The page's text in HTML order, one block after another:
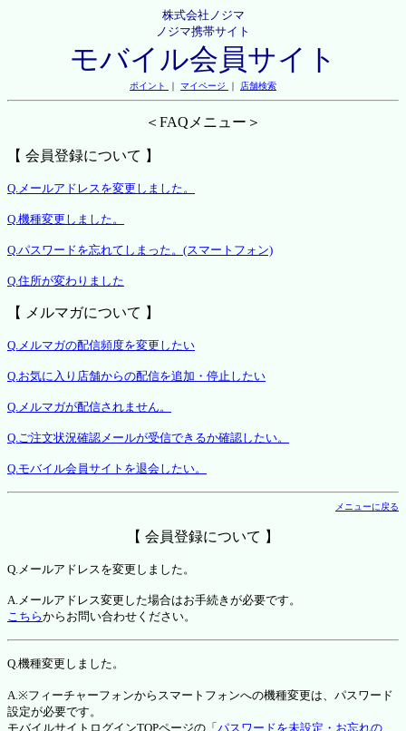
株式会社ノジマ
ノジマ携帯サイト
モバイル会員サイト
ポイント ｜ マイページ ｜ 店舗検索
＜FAQメニュー＞
【 会員登録について 】
Q.メールアドレスを変更しました。
Q.機種変更しました。
Q.パスワードを忘れてしまった。(スマートフォン)
Q.住所が変わりました
【 メルマガについて 】
Q.メルマガの配信頻度を変更したい
Q.お気に入り店舗からの配信を追加・停止したい
Q.メルマガが配信されません。
Q.ご注文状況確認メールが受信できるか確認したい。
Q.モバイル会員サイトを退会したい。
メニューに戻る
【 会員登録について 】
Q.メールアドレスを変更しました。
A.メールアドレス変更した場合はお手続きが必要です。
こちらからお問い合わせください。
Q.機種変更しました。
A.※フィーチャーフォンからスマートフォンへの機種変更は、パスワード
設定が必要です。
モバイルサイトログインTOPページの「 パスワードを未設定・お忘れの